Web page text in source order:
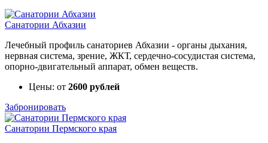
Санатории Абхазии
Лечебный профиль санаториев Абхазии - органы дыхания,
нервная система, зрение, ЖКТ, сердечно-сосудистая система,
опорно-двигательный аппарат, обмен веществ.
Цены: от 2600 рублей
Забронировать
Санатории Пермского края